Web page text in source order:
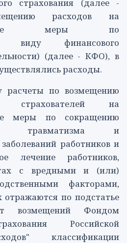
страхования (далее -
расходов на
меры по
виду финансового
(далее - КФО), в
расходы.
расчеты по возмещению
страхователей на
меры по сокращению
травматизма и
работников и
лечение работников,
с вредными и (или)
факторами,
отражаются по подстатье
Фондом
Российской
классификации